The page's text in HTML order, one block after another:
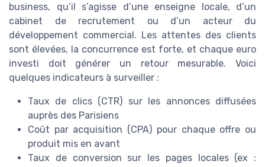
business, qu’il s’agisse d’une enseigne locale, d’un
cabinet de recrutement ou d’un acteur du
développement commercial. Les attentes des clients
sont élevées, la concurrence est forte, et chaque euro
investi doit générer un retour mesurable. Voici
quelques indicateurs à surveiller :
Taux de clics (CTR) sur les annonces diffusées
auprès des Parisiens
Coût par acquisition (CPA) pour chaque offre ou
produit mis en avant
Taux de conversion sur les pages locales (ex :